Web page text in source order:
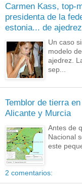
Carmen Kass, top-
presidenta de la
estonia... de ajedrez
Un caso
modelo
ajedrez.
sep...
Temblor de tierra
Alicante y Murcia
Antes de
Nacional
este
2 comentarios: